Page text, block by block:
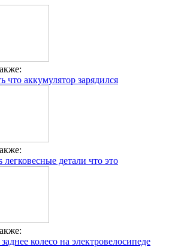
что аккумулятор зарядился
легковесные детали что это
колесо на электровелосипеде